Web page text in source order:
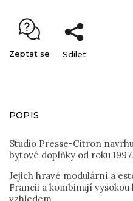
Zeptat se Sdílet
POPIS
Studio Presse-Citron
bytové doplňky od roku 1997.
Jejich hravé modulární a
Francii a kombinují